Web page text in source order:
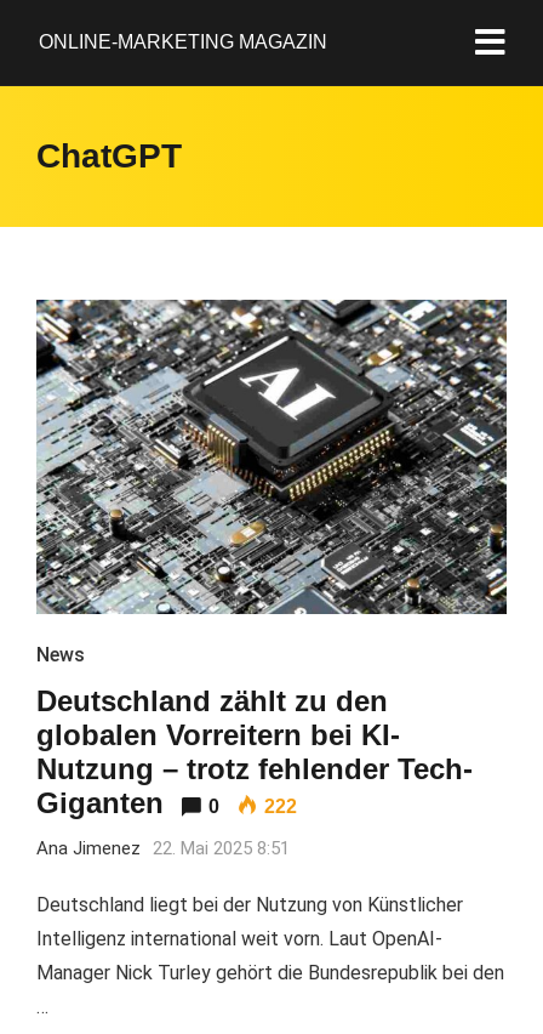
ONLINE-MARKETING MAGAZIN
ChatGPT
News
Deutschland zählt zu den
globalen Vorreitern bei KI-
Nutzung – trotz fehlender Tech-
Giganten
0 222
Ana Jimenez 22. Mai 2025 8:51
Deutschland liegt bei der Nutzung von Künstlicher
Intelligenz international weit vorn. Laut OpenAI-
Manager Nick Turley gehört die Bundesrepublik bei den
…